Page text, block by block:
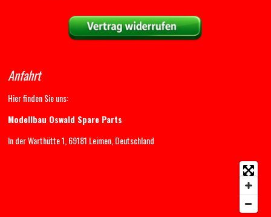
Anfahrt
Hier finden Sie uns:
Modellbau Oswald Spare Parts
In der Warthütte 1, 69181 Leimen, Deutschland